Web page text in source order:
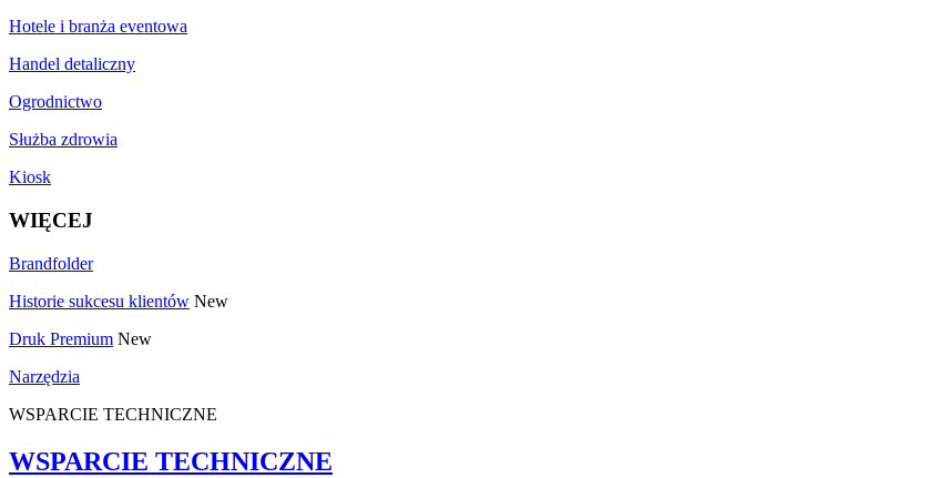
Hotele i branża eventowa
Handel detaliczny
Ogrodnictwo
Służba zdrowia
Kiosk
WIĘCEJ
Brandfolder
Historie sukcesu klientów New
Druk Premium New
Narzędzia
WSPARCIE TECHNICZNE
WSPARCIE TECHNICZNE